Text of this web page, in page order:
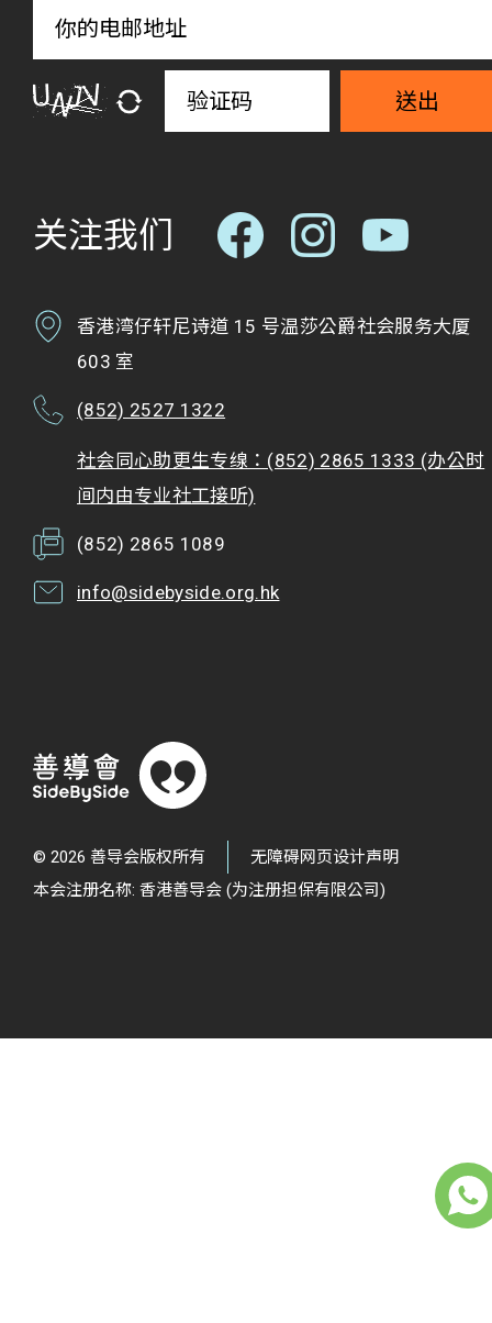
送出
关注我们
香港湾仔轩尼诗道 15 号温莎公爵社会服务大厦
603 室
(852) 2527 1322
社会同心助更生专缐：(852) 2865 1333 (办公时
间内由专业社工接听)
(852) 2865 1089
info@sidebyside.org.hk
© 2026 善导会版权所有
无障碍网页设计声明
本会注册名称: 香港善导会 (为注册担保有限公司)